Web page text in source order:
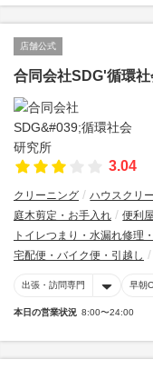
店舗公式
合同会社SDG'循環
3.04
クリーニング ハウスクリ
庭木剪定・お手入れ
便利
トイレつまり・水漏れ修理
宅配便・バイク便・引越し
出張・訪問専門 早朝
本日の営業状況 8:00〜24:00